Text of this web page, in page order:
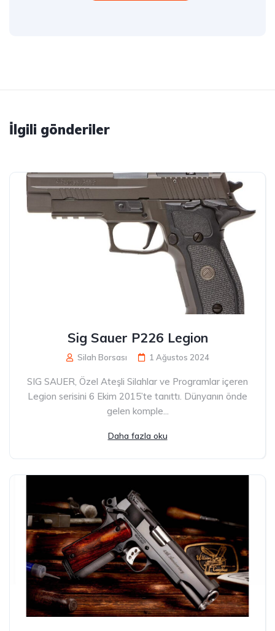
İlgili gönderiler
Sig Sauer P226 Legion
Silah Borsası 1 Ağustos 2024
SIG SAUER, Özel Ateşli Silahlar ve Programlar içeren
Legion serisini 6 Ekim 2015’te tanıttı. Dünyanın önde
gelen komple...
Daha fazla oku